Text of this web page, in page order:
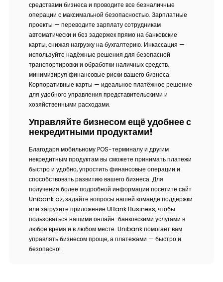
средствами бизнеса и проводите все безналичные
операции с максимальной безопасностью. Зарплатные
проекты — переводите зарплату сотрудникам
автоматически и без задержек прямо на банковские
карты, снижая нагрузку на бухгалтерию. Инкассация —
используйте надёжные решения для безопасной
транспортировки и обработки наличных средств,
минимизируя финансовые риски вашего бизнеса.
Корпоративные карты — идеальное платёжное решение
для удобного управления представительскими и
хозяйственными расходами.
Управляйте бизнесом ещё удобнее с
некредитными продуктами!
Благодаря мобильному POS-терминалу и другим
некредитным продуктам вы сможете принимать платежи
быстро и удобно, упростить финансовые операции и
способствовать развитию вашего бизнеса. Для
получения более подробной информации посетите сайт
Unibank.az, задайте вопросы нашей команде поддержки
или загрузите приложение UBank Business, чтобы
пользоваться нашими онлайн-банковскими услугами в
любое время и в любом месте. Unibank помогает вам
управлять бизнесом проще, а платежами — быстро и
безопасно!